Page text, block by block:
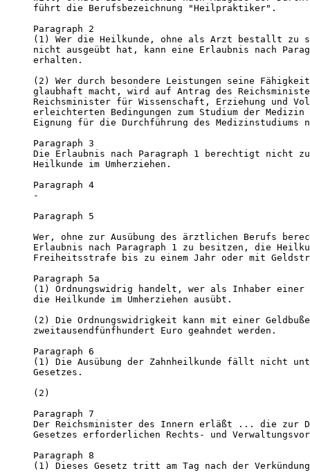
führt die Berufsbezeichnung "Heilpraktiker".
Paragraph 2
(1) Wer die Heilkunde, ohne als Arzt bestallt zu
nicht ausgeübt hat, kann eine Erlaubnis nach
erhalten.
(2) Wer durch besondere Leistungen seine
glaubhaft macht, wird auf Antrag des
Reichsminister für Wissenschaft, Erziehung und
erleichterten Bedingungen zum Studium der
Eignung für die Durchführung des Medizinstudiums
Paragraph 3
Die Erlaubnis nach Paragraph 1 berechtigt nicht
Heilkunde im Umherziehen.
Paragraph 4
-
Paragraph 5
Wer, ohne zur Ausübung des ärztlichen Berufs
Erlaubnis nach Paragraph 1 zu besitzen, die
Freiheitsstrafe bis zu einem Jahr oder mit
Paragraph 5a
(1) Ordnungswidrig handelt, wer als Inhaber einer
die Heilkunde im Umherziehen ausübt.
(2) Die Ordnungswidrigkeit kann mit einer
zweitausendfünfhundert Euro geahndet werden.
Paragraph 6
(1) Die Ausübung der Zahnheilkunde fällt nicht
Gesetzes.
(2)
Paragraph 7
Der Reichsminister des Innern erläßt ... die zur
Gesetzes erforderlichen Rechts- und
Paragraph 8
(1) Dieses Gesetz tritt am Tag nach der